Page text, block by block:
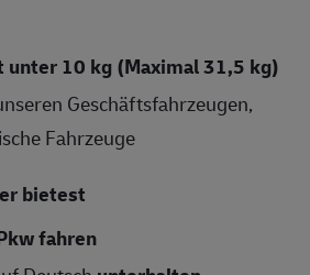
unter 10 kg (Maximal 31,5 kg)
Geschäftsfahrzeugen,
Fahrzeuge
bietest
fahren